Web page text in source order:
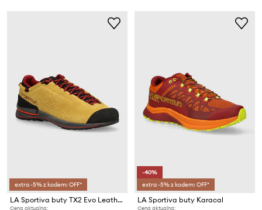
extra -5% z kodem: OFF*
LA Sportiva buty TX2 Evo Leather
Cena aktualna:
-40%
extra -5% z kodem: OFF*
LA Sportiva buty Karacal
Cena aktualna: